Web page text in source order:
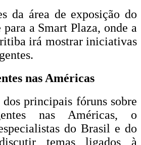
da área de exposição do
para a Smart Plaza, onde a
irá mostrar iniciativas
nas Américas
principais fóruns sobre
nas Américas, o
do Brasil e do
temas ligados à